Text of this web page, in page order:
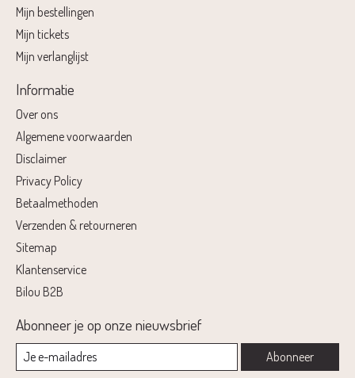
Mijn bestellingen
Mijn tickets
Mijn verlanglijst
Informatie
Over ons
Algemene voorwaarden
Disclaimer
Privacy Policy
Betaalmethoden
Verzenden & retourneren
Sitemap
Klantenservice
Bilou B2B
Abonneer je op onze nieuwsbrief
Abonneer